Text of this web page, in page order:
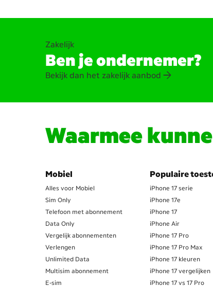
Zakelijk
Ben je ondernemer?
Bekijk dan het zakelijk aanbod
Waarmee
Mobiel
Alles voor Mobiel
Sim Only
Telefoon met abonnement
Data Only
Vergelijk abonnementen
Verlengen
Unlimited Data
Multisim abonnement
E-sim
Populaire
iPhone 17 serie
iPhone 17e
iPhone 17
iPhone Air
iPhone 17 Pro
iPhone 17 Pro Max
iPhone 17 kleuren
iPhone 17 vergelijken
iPhone 17 vs 17 Pro